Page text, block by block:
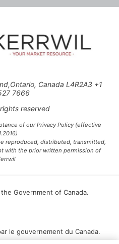
Canada L4R2A3 +1
7666
reserved
of our Privacy Policy (effective
reproduced, distributed, transmitted,
with the prior written permission of
Government of Canada.
le gouvernement du Canada.